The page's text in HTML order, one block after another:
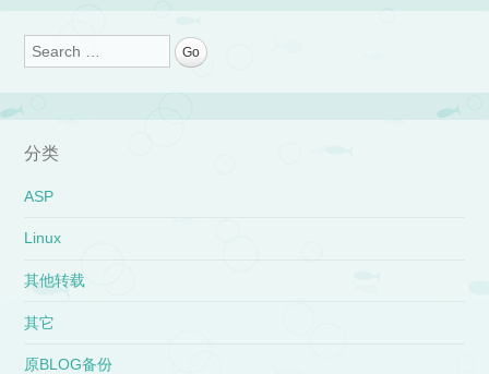
Post navigation
Search
分类
ASP
Linux
其他转载
其它
原BLOG备份